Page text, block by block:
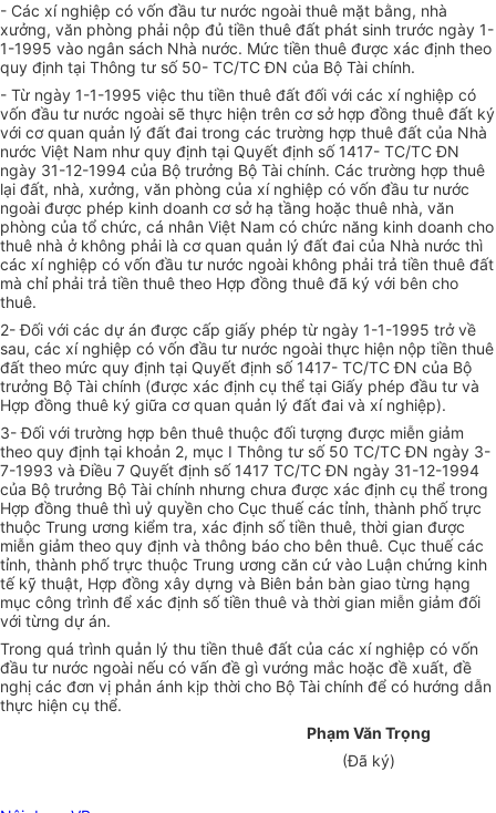
- Các xí nghiệp có vốn đầu tư nước ngoài thuê mặt bằng, nhà
xưởng, văn phòng phải nộp đủ tiền thuê đất phát sinh trước ngày 1-
1-1995 vào ngân sách Nhà nước. Mức tiền thuê được xác định theo
quy định tại Thông tư số 50- TC/TC ĐN của Bộ Tài chính.
- Từ ngày 1-1-1995 việc thu tiền thuê đất đối với các xí nghiệp có
vốn đầu tư nước ngoài sẽ thực hiện trên cơ sở hợp đồng thuê đất ký
với cơ quan quản lý đất đai trong các trường hợp thuê đất của Nhà
nước Việt Nam như quy định tại Quyết định số 1417- TC/TC ĐN
ngày 31-12-1994 của Bộ trưởng Bộ Tài chính. Các trường hợp thuê
lại đất, nhà, xưởng, văn phòng của xí nghiệp có vốn đầu tư nước
ngoài được phép kinh doanh cơ sở hạ tầng hoặc thuê nhà, văn
phòng của tổ chức, cá nhân Việt Nam có chức năng kinh doanh cho
thuê nhà ở không phải là cơ quan quản lý đất đai của Nhà nước thì
các xí nghiệp có vốn đầu tư nước ngoài không phải trả tiền thuê đất
mà chỉ phải trả tiền thuê theo Hợp đồng thuê đã ký với bên cho
thuê.
2- Đối với các dự án được cấp giấy phép từ ngày 1-1-1995 trở về
sau, các xí nghiệp có vốn đầu tư nước ngoài thực hiện nộp tiền thuê
đất theo mức quy định tại Quyết định số 1417- TC/TC ĐN của Bộ
trưởng Bộ Tài chính (được xác định cụ thể tại Giấy phép đầu tư và
Hợp đồng thuê ký giữa cơ quan quản lý đất đai và xí nghiệp).
3- Đối với trường hợp bên thuê thuộc đối tượng được miễn giảm
theo quy định tại khoản 2, mục I Thông tư số 50 TC/TC ĐN ngày 3-
7-1993 và Điều 7 Quyết định số 1417 TC/TC ĐN ngày 31-12-1994
của Bộ trưởng Bộ Tài chính nhưng chưa được xác định cụ thể trong
Hợp đồng thuê thì uỷ quyền cho Cục thuế các tỉnh, thành phố trực
thuộc Trung ương kiểm tra, xác định số tiền thuê, thời gian được
miễn giảm theo quy định và thông báo cho bên thuê. Cục thuế các
tỉnh, thành phố trực thuộc Trung ương căn cứ vào Luận chứng kinh
tế kỹ thuật, Hợp đồng xây dựng và Biên bản bàn giao từng hạng
mục công trình để xác định số tiền thuê và thời gian miễn giảm đối
với từng dự án.
Trong quá trình quản lý thu tiền thuê đất của các xí nghiệp có vốn
đầu tư nước ngoài nếu có vấn đề gì vướng mắc hoặc đề xuất, đề
nghị các đơn vị phản ánh kịp thời cho Bộ Tài chính để có hướng dẫn
thực hiện cụ thể.
Phạm Văn Trọng
(Đã ký)